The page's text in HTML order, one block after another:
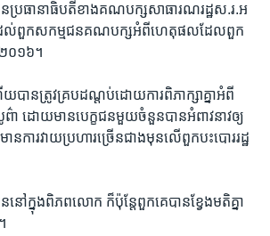
ប្រធានាធិបតីខាង​គណបក្ស​សាធារណរដ្ឋ​ស.រ.អ​
នាវដល់​ពួក​សកម្មជន​គណបក្ស​អំពី​ហេតុផល​ដែលពួក​
២០១៦។​
បានត្រូវ​គ្របដណ្តប់​ដោយការ​ពិភាក្សា​គ្នា​អំពី​
ដោយ​មានបេក្ខជន​មួយ​ចំនួន​បាន​អំពាវនាវ​ឲ្យ​
ការ​វាយ​ប្រហារ​ច្រើន​ជាង​មុន​លើ​ពួកបះបោរ​រដ្ឋ​
ន​នៅ​ក្នុង​ពិភពលោក​ ក៏​ប៉ុន្តែ​ពួក​គេ​បាន​ខ្វែង​មតិ​គ្នា​